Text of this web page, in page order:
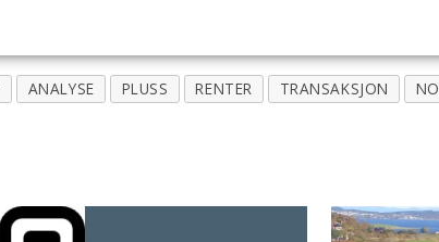
ANALYSE PLUSS RENTER TRANSAKSJON